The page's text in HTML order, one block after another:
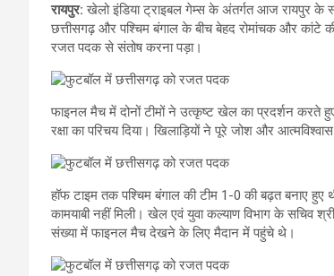
रायपुर:खेलो इंडिया ट्राइबल गेम्स के अंतर्गत आज रायपुर के
छत्तीसगढ़ और पश्चिम बंगाल के बीच बेहद रोमांचक और कांटे
रजत पदक से संतोष करना पड़ा।
फाइनल मैच में दोनों टीमों ने उत्कृष्ट खेल का प्रदर्शन करते
रक्षा का परिचय दिया। खिलाड़ियों ने पूरे जोश और
हॉफ टाइम तक पश्चिम बंगाल की टीम 1-0 की बढ़त बनाए
कामयाबी नहीं मिली। खेल एवं युवा कल्याण विभाग के सचिव
संख्या में फाइनल मैच देखने के लिए मैदान में पहुंचे थे।